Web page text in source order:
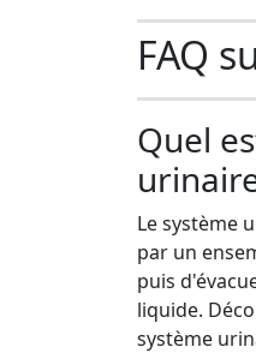
FAQ
Quel
Le système
par un
puis
liquide.
système